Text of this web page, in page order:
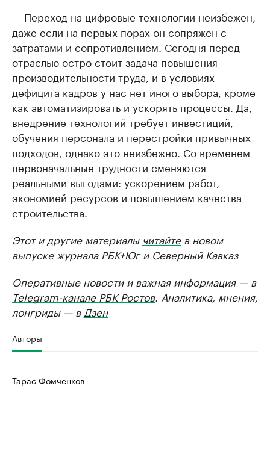
— Переход на цифровые технологии неизбежен,
даже если на первых порах он сопряжен с
затратами и сопротивлением. Сегодня перед
отраслью остро стоит задача повышения
производительности труда, и в условиях
дефицита кадров у нас нет иного выбора, кроме
как автоматизировать и ускорять процессы. Да,
внедрение технологий требует инвестиций,
обучения персонала и перестройки привычных
подходов, однако это неизбежно. Со временем
первоначальные трудности сменяются
реальными выгодами: ускорением работ,
экономией ресурсов и повышением качества
строительства.
Этот и другие материалы читайтев новом
выпуске журнала РБК+Юг и Северный Кавказ
Оперативные новости и важная информация — в
Telegram-канале РБК Ростов. Аналитика, мнения,
лонгриды — вДзен
Авторы
Тарас Фомченков